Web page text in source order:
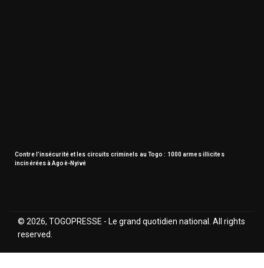
Contre l’insécurité et les circuits criminels au Togo : 1000 armes illicites
incinérées à Agoè-Nyivé
© 2026, TOGOPRESSE - Le grand quotidien national. All rights
reserved.